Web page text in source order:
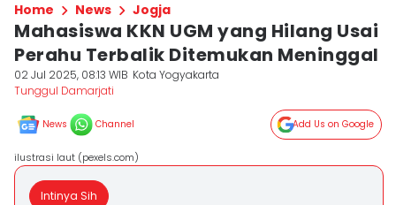
Home News Jogja
Mahasiswa KKN UGM yang Hilang Usai
Perahu Terbalik Ditemukan Meninggal
02 Jul 2025, 08:13 WIB Kota Yogyakarta
Tunggul Damarjati
News Channel Add Us on Google
ilustrasi laut (pexels.com)
Intinya Sih